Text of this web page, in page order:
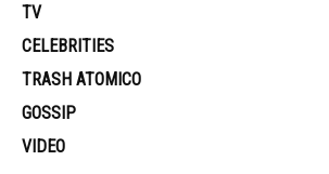
TV
CELEBRITIES
TRASH ATOMICO
GOSSIP
VIDEO